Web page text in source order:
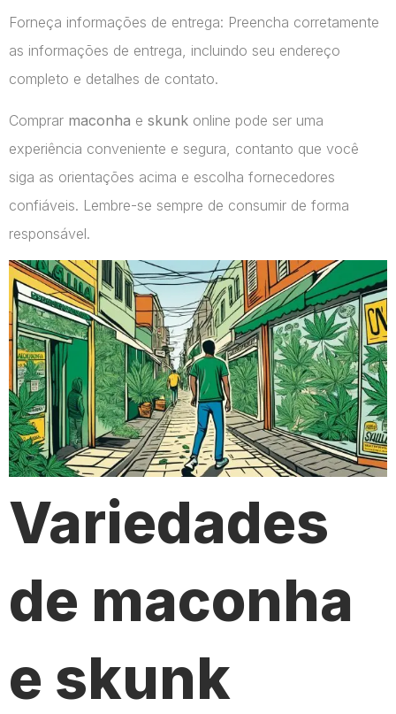
Forneça informações de entrega: Preencha corretamente
as informações de entrega, incluindo seu endereço
completo e detalhes de contato.
Comprar maconha e skunk online pode ser uma
experiência conveniente e segura, contanto que você
siga as orientações acima e escolha fornecedores
confiáveis. Lembre-se sempre de consumir de forma
responsável.
Variedades
de maconha
e skunk